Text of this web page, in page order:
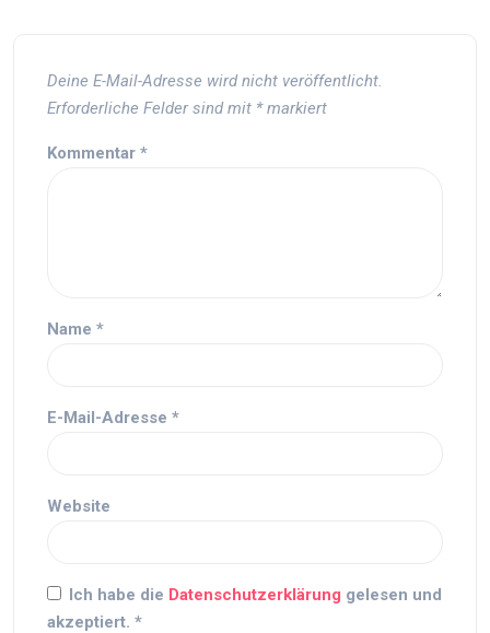
Deine E-Mail-Adresse wird nicht veröffentlicht.
Erforderliche Felder sind mit *markiert
Kommentar *
Name *
E-Mail-Adresse *
Website
Ich habe die Datenschutzerklärung gelesen und
akzeptiert. *